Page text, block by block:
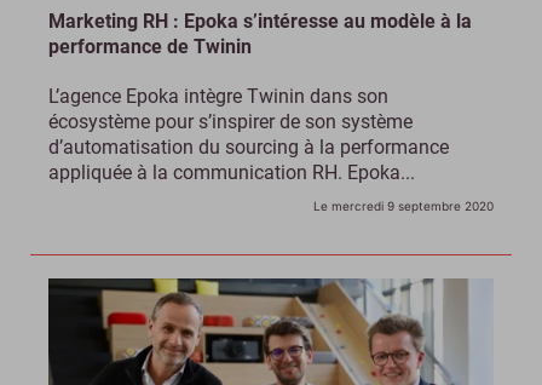
Marketing RH : Epoka s’intéresse au modèle à la
performance de Twinin
L’agence Epoka intègre Twinin dans son
écosystème pour s’inspirer de son système
d’automatisation du sourcing à la performance
appliquée à la communication RH. Epoka...
Le mercredi 9 septembre 2020